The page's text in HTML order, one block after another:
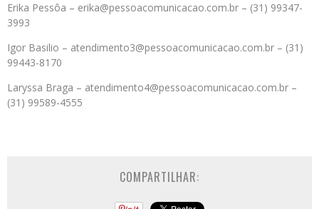
Erika Pessôa – erika@pessoacomunicacao.com.br – (31) 99347-
3993
Igor Basilio – atendimento3@pessoacomunicacao.com.br – (31)
99443-8170
Laryssa Braga – atendimento4@pessoacomunicacao.com.br –
(31) 99589-4555
COMPARTILHAR: